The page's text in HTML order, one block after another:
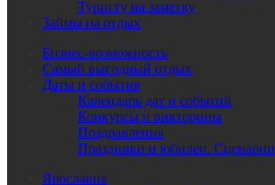
Туристу на заметку
Займы на отдых
Бизнес-возможность
Самый выгодный отдых
Даты и события
Календарь дат и событий
Конкурсы и викторины
Поздравления
Праздники и юбилеи. Сценарии
Ярославия